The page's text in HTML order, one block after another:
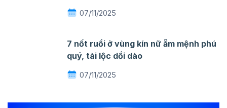
07/11/2025
7 nốt ruồi ở vùng kín nữ ẵm mệnh phú
quý, tài lộc dồi dào
07/11/2025